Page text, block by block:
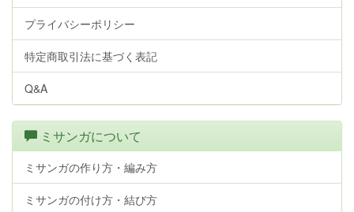
プライバシーポリシー
特定商取引法に基づく表記
Q&A
ミサンガについて
ミサンガの作り方・編み方
ミサンガの付け方・結び方